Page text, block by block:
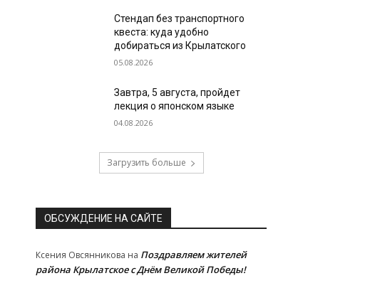
Стендап без транспортного
квеста: куда удобно
добираться из Крылатского
05.08.2026
Завтра, 5 августа, пройдет
лекция о японском языке
04.08.2026
Загрузить больше
ОБСУЖДЕНИЕ НА САЙТЕ
Ксения Овсянникова на Поздравляем жителей
района Крылатское с Днём Великой Победы!